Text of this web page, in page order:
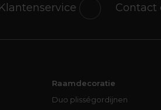
Contact
Raamdecoratie
Duo plisségordijnen